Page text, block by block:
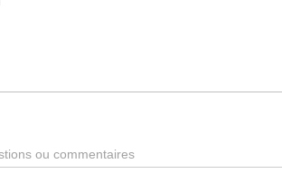
ou commentaires